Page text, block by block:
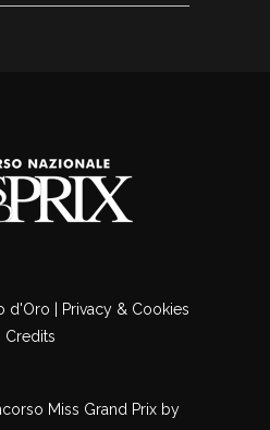
d'Oro
Privacy & Cookies
Credits
Miss Grand Prix by